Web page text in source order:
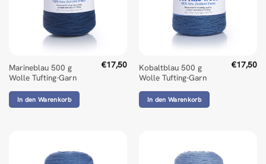
Marineblau 500 g
Wolle Tufting-Garn
€17,50
In den Warenkorb
Kobaltblau 500 g
Wolle Tufting-Garn
€17,50
In den Warenkorb